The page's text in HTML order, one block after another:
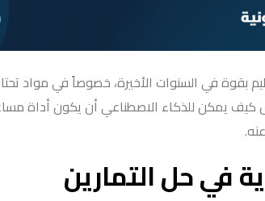
بقوة في السنوات الأخيرة، خصوصاً في مواد
كيف يمكن للذكاء الاصطناعي أن يكون أداة
في حل التمارين